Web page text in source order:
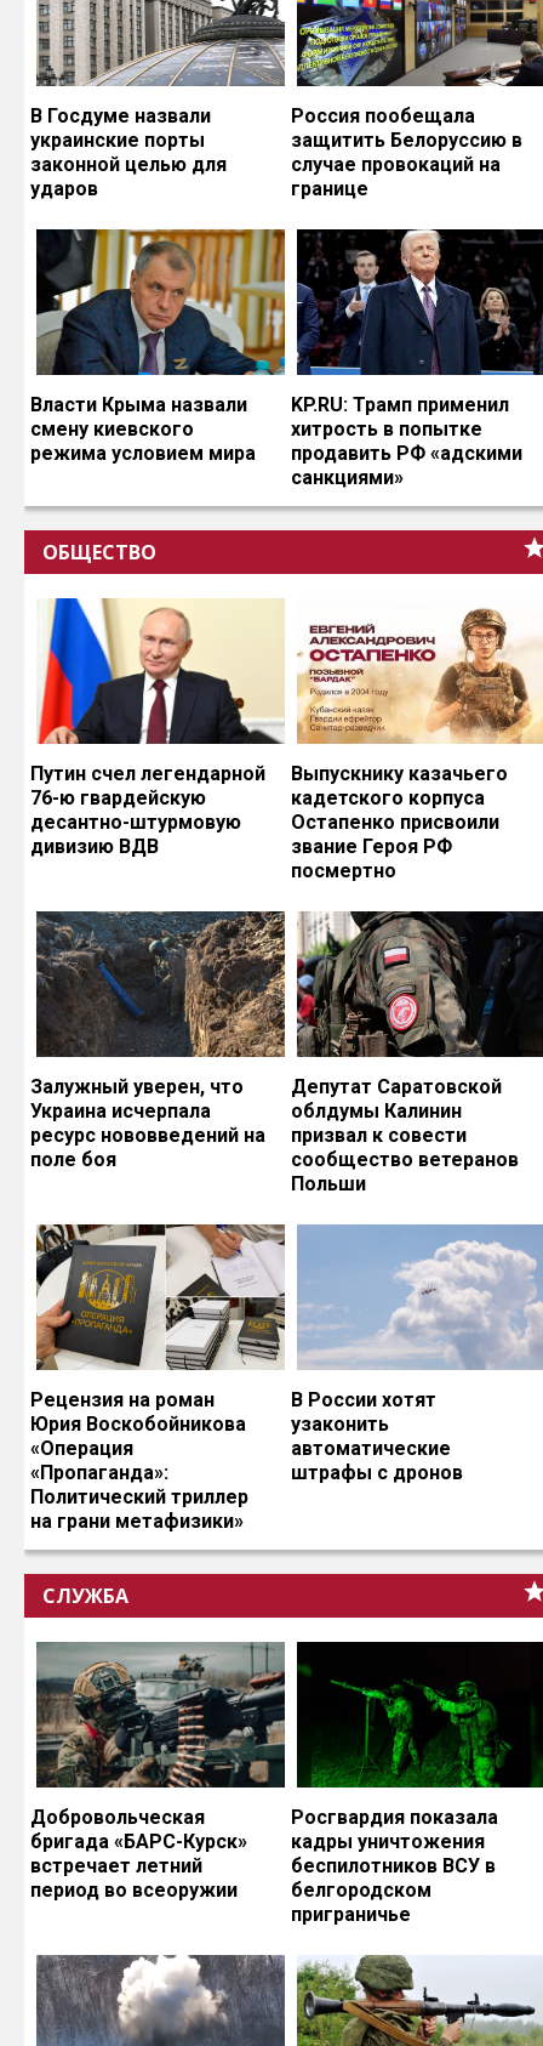
В Госдуме назвали
украинские порты
законной целью для
ударов
Россия пообещала
защитить Белоруссию в
случае провокаций на
границе
Власти Крыма назвали
смену киевского
режима условием мира
KP.RU: Трамп применил
хитрость в попытке
продавить РФ «адскими
санкциями»
ОБЩЕСТВО
Путин счел легендарной
76-ю гвардейскую
десантно-штурмовую
дивизию ВДВ
Выпускнику казачьего
кадетского корпуса
Остапенко присвоили
звание Героя РФ
посмертно
Залужный уверен, что
Украина исчерпала
ресурс нововведений на
поле боя
Депутат Саратовской
облдумы Калинин
призвал к совести
сообщество ветеранов
Польши
Рецензия на роман
Юрия Воскобойникова
«Операция
«Пропаганда»:
Политический триллер
на грани метафизики»
В России хотят
узаконить
автоматические
штрафы с дронов
СЛУЖБА
Добровольческая
бригада «БАРС-Курск»
встречает летний
период во всеоружии
Росгвардия показала
кадры уничтожения
беспилотников ВСУ в
белгородском
приграничье